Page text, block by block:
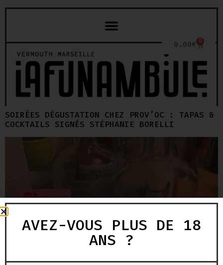
0.00€ 0
SOIRÉES DÉGUSTATION CHEZ PROV’OC : TAPAS &
COCKTAILS SIGNÉS STÉPHANIE BORELLI
AVEZ-VOUS PLUS DE 18
ANS ?